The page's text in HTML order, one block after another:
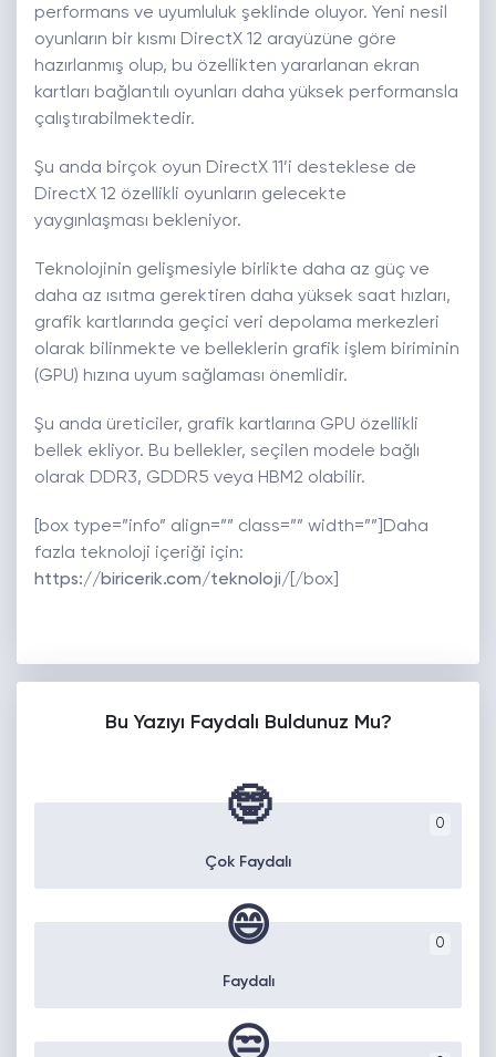
performans ve uyumluluk şeklinde oluyor. Yeni nesil
oyunların bir kısmı DirectX 12 arayüzüne göre
hazırlanmış olup, bu özellikten yararlanan ekran
kartları bağlantılı oyunları daha yüksek performansla
çalıştırabilmektedir.
Şu anda birçok oyun DirectX 11’i desteklese de
DirectX 12 özellikli oyunların gelecekte
yaygınlaşması bekleniyor.
Teknolojinin gelişmesiyle birlikte daha az güç ve
daha az ısıtma gerektiren daha yüksek saat hızları,
grafik kartlarında geçici veri depolama merkezleri
olarak bilinmekte ve belleklerin grafik işlem biriminin
(GPU) hızına uyum sağlaması önemlidir.
Şu anda üreticiler, grafik kartlarına GPU özellikli
bellek ekliyor. Bu bellekler, seçilen modele bağlı
olarak DDR3, GDDR5 veya HBM2 olabilir.
[box type=”info” align=”” class=”” width=””]Daha
fazla teknoloji içeriği için:
https://biricerik.com/teknoloji/ [/box]
Bu Yazıyı Faydalı Buldunuz Mu?
0
🤓
Çok Faydalı
0
😄
Faydalı